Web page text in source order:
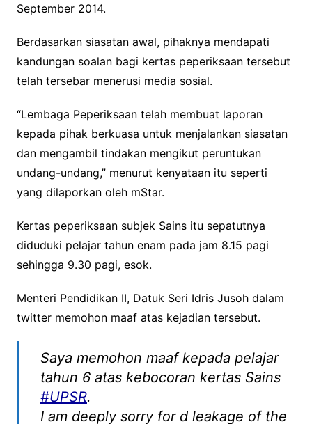
September 2014.
Berdasarkan siasatan awal, pihaknya mendapati
kandungan soalan bagi kertas peperiksaan tersebut
telah tersebar menerusi media sosial.
“Lembaga Peperiksaan telah membuat laporan
kepada pihak berkuasa untuk menjalankan siasatan
dan mengambil tindakan mengikut peruntukan
undang-undang,” menurut kenyataan itu seperti
yang dilaporkan oleh mStar.
Kertas peperiksaan subjek Sains itu sepatutnya
diduduki pelajar tahun enam pada jam 8.15 pagi
sehingga 9.30 pagi, esok.
Menteri Pendidikan II, Datuk Seri Idris Jusoh dalam
twitter memohon maaf atas kejadian tersebut.
Saya memohon maaf kepada pelajar
tahun 6 atas kebocoran kertas Sains
#UPSR.
I am deeply sorry for d leakage of the